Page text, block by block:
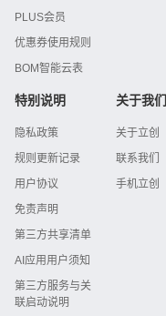
PLUS会员
优惠券使用规则
BOM智能云表
特别说明
隐私政策
规则更新记录
用户协议
免责声明
第三方共享清单
AI应用用户须知
第三方服务与关
联启动说明
关于我们
关于立创
联系我们
手机立创